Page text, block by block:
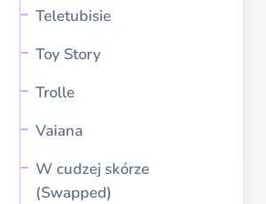
Teletubisie
Toy Story
Trolle
Vaiana
W cudzej skórze
(Swapped)